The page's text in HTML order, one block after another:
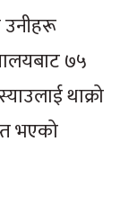
उनीहरू
७५
थाक्रो
भएको